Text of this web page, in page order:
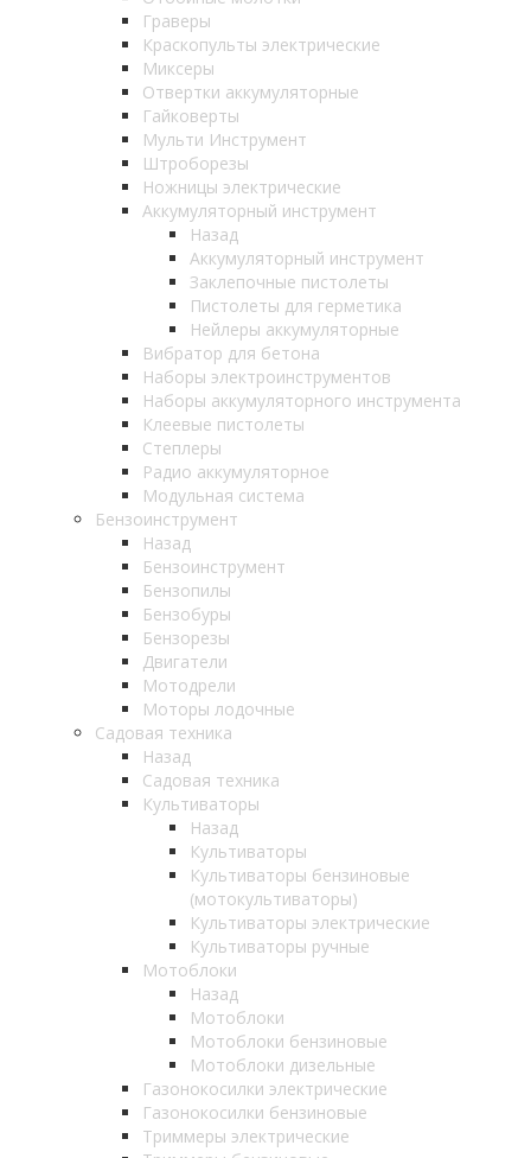
Граверы
Краскопульты электрические
Миксеры
Отвертки аккумуляторные
Гайковерты
Мульти Инструмент
Штроборезы
Ножницы электрические
Аккумуляторный инструмент
Назад
Аккумуляторный инструмент
Заклепочные пистолеты
Пистолеты для герметика
Нейлеры аккумуляторные
Вибратор для бетона
Наборы электроинструментов
Наборы аккумуляторного инструмента
Клеевые пистолеты
Степлеры
Радио аккумуляторное
Модульная система
Бензоинструмент
Назад
Бензоинструмент
Бензопилы
Бензобуры
Бензорезы
Двигатели
Мотодрели
Моторы лодочные
Садовая техника
Назад
Садовая техника
Культиваторы
Назад
Культиваторы
Культиваторы бензиновые
(мотокультиваторы)
Культиваторы электрические
Культиваторы ручные
Мотоблоки
Назад
Мотоблоки
Мотоблоки бензиновые
Мотоблоки дизельные
Газонокосилки электрические
Газонокосилки бензиновые
Триммеры электрические